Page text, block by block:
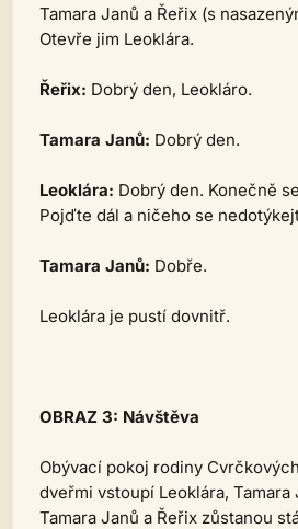
Tamara Janů a Řeřix (s
Otevře jim Leoklára.
Řeřix: Dobrý den, Leokláro.
Tamara Janů: Dobrý den.
Leoklára: Dobrý den. Konečně
Pojďte dál a ničeho se
Tamara Janů: Dobře.
Leoklára je pustí dovnitř.
OBRAZ 3: Návštěva
Obývací pokoj rodiny
dveřmi vstoupí Leoklára, Tamara
Tamara Janů a Řeřix zůstanou